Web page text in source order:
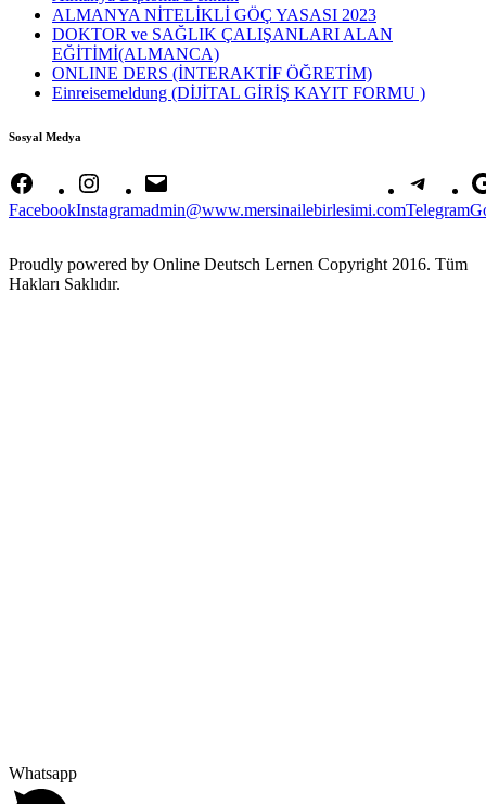
ALMANYA NİTELİKLİ GÖÇ YASASI 2023
DOKTOR ve SAĞLIK ÇALIŞANLARI ALAN
EĞİTİMİ(ALMANCA)
ONLINE DERS (İNTERAKTİF ÖĞRETİM)
Einreisemeldung (DİJİTAL GİRİŞ KAYIT FORMU )
Sosyal Medya
FacebookInstagramadmin@www.mersinailebirlesimi.comTelegram
Proudly powered by Online Deutsch Lernen Copyright 2016. Tüm
Hakları Saklıdır.
Whatsapp